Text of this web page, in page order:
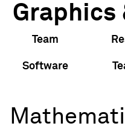
Graphics
Team
Software